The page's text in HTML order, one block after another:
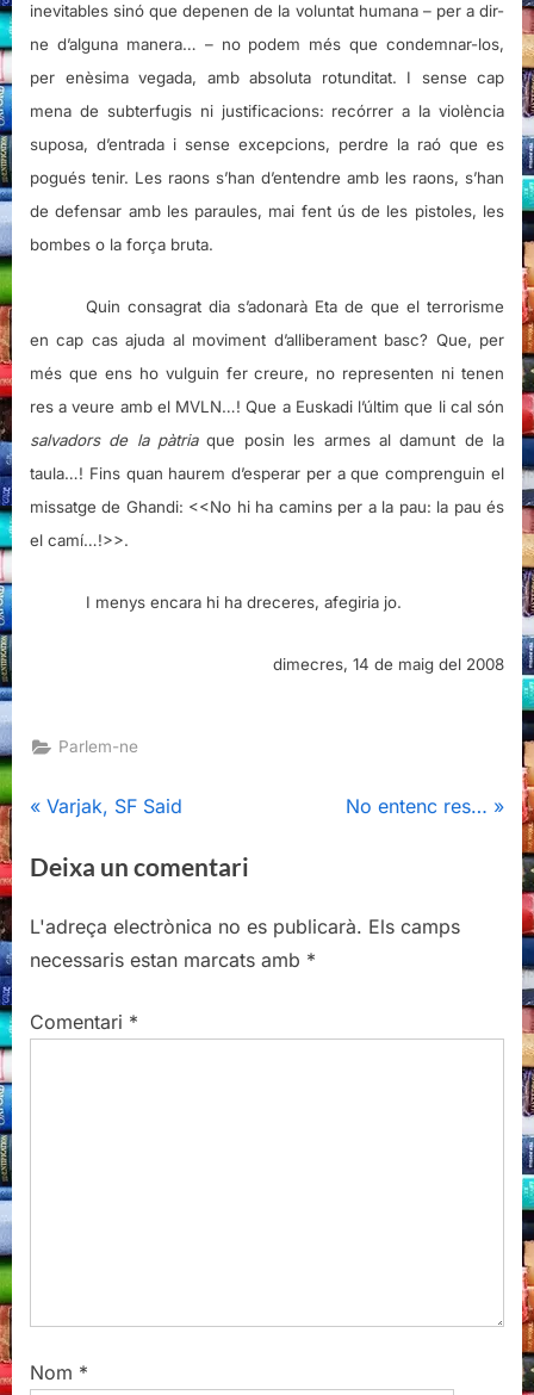
inevitables sinó que depenen de la voluntat humana – per a dir-
ne d’alguna manera… – no podem més que condemnar-los,
per enèsima vegada, amb absoluta rotunditat. I sense cap
mena de subterfugis ni justificacions: recórrer a la violència
suposa, d’entrada i sense excepcions, perdre la raó que es
pogués tenir. Les raons s’han d’entendre amb les raons, s’han
de defensar amb les paraules, mai fent ús de les pistoles, les
bombes o la força bruta.
Quin consagrat dia s’adonarà Eta de que el terrorisme
en cap cas ajuda al moviment d’alliberament basc? Que, per
més que ens ho vulguin fer creure, no representen ni tenen
res a veure amb el MVLN…! Que a Euskadi l’últim que li cal són
salvadors de la pàtriaque posin les armes al damunt de la
taula…! Fins quan haurem d’esperar per a que comprenguin el
missatge de Ghandi: <<No hi ha camins per a la pau: la pau és
el camí…!>>.
I menys encara hi ha dreceres, afegiria jo.
dimecres, 14 de maig del 2008
Parlem-ne
Navegació
d'entrades
P
e
i
o
s
Varjak, SF Said
N
P
t
No entenc res…
Deixa un comentari
L'adreça electrònica no es publicarà. Els camps
necessaris estan marcats amb *
Comentari *
Nom *